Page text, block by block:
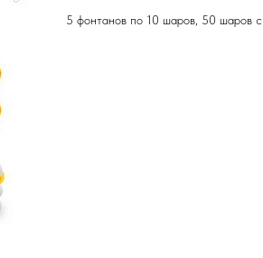
5 фонтанов по 10 шаров, 50 шаров